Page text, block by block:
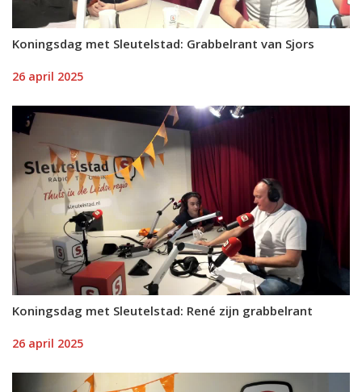
Koningsdag met Sleutelstad: Grabbelrant van Sjors
26 april 2025
Koningsdag met Sleutelstad: René zijn grabbelrant
26 april 2025